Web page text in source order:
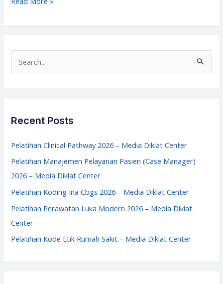
2026
e
f
o
r
Recent Posts
Pelatihan Clinical Pathway 2026 – Media Diklat Center
Pelatihan Manajemen Pelayanan Pasien (Case Manager)
2026 – Media Diklat Center
Pelatihan Koding Ina Cbgs 2026 – Media Diklat Center
Pelatihan Perawatan Luka Modern 2026 – Media Diklat
Center
Pelatihan Kode Etik Rumah Sakit – Media Diklat Center